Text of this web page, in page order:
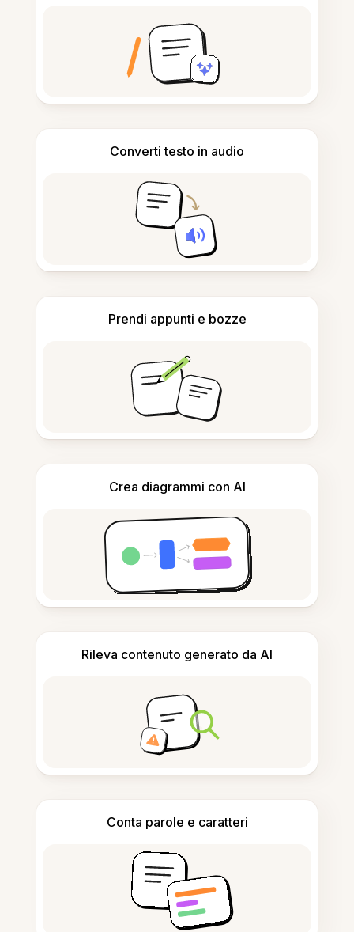
Converti testo in audio
Prendi appunti e bozze
Crea diagrammi con AI
Rileva contenuto generato da AI
Conta parole e caratteri